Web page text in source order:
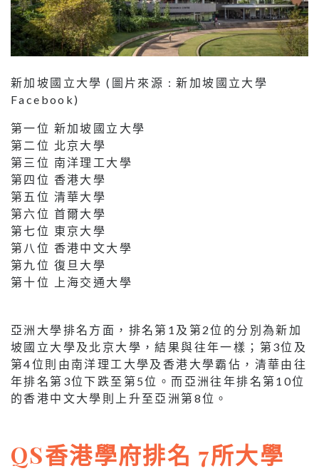
新加坡國立大學 (圖片來源 : 新加坡國立大學
Facebook)
第一位 新加坡國立大學
第二位 北京大學
第三位 南洋理工大學
第四位 香港大學
第五位 清華大學
第六位 首爾大學
第七位 東京大學
第八位 香港中文大學
第九位 復旦大學
第十位 上海交通大學
亞洲大學排名方面，排名第1及第2位的分別為新加
坡國立大學及北京大學，結果與往年一樣；第3位及
第4位則由南洋理工大學及香港大學霸佔，清華由往
年排名第3位下跌至第5位。而亞洲往年排名第10位
的香港中文大學則上升至亞洲第8位。
QS香港學府排名 7所大學